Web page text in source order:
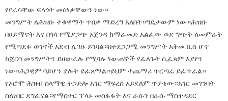
የየራሳቸው ፍላጎት መሰነቃቸውን ነው።
መንግሥት ለሕዝቡ ተቁዋማት ጥበቃ ማድረግ አለበት።ግዴታውም ነው።ሕዝቡ
በሀይማኖት እና በጎሳ የሚያጋጭ አጀንዳ ከማራመድ አልፈው ወደ ግጭት ለመምራት
የሚጣደፉ ወገኖች አደብ ሊገዙ ይገባል።በተደጋጋሚ መንግሥት አቅመ ቢስ ሆኖ
ከጀርባ መንግሥትን ይዘውራሉ የሚባሉ ነውጠኞች የፈለጉት ሲፈጸም እያየን
ነው።ሕጋዊም ባይሆን ያሉት ይፈጸማል።ይህም ተጨማሪ ጥርጣሬ ይፈጥራል።
የኦሮሞ ሕዝብ ሰላማዊ ተጋድሎ አገር ማፍረስ አይደለም ጥያቄው።አገር መገንባት
ስለነበር ደግፈናል።የማስተር ፕላኑ መስፋፋት እና ራሱን በራሱ ማስተዳደር